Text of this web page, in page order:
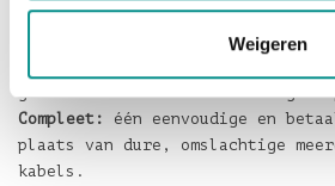
Weigeren
Handig:bus-powered via de
van 30 cm, dus overal te
gebruik met een USB-C-
Compleet:
één eenvoudige en
plaats van dure, omslachtige
kabels.